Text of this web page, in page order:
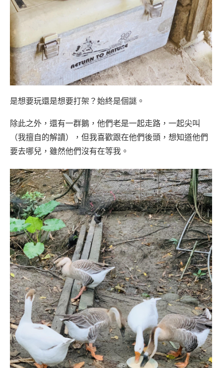
是想要玩還是想要打架？始終是個謎。
除此之外，還有一群鵝，他們老是一起走路，一起尖叫
（我擅自的解讀），但我喜歡跟在他們後頭，想知道他們
要去哪兒，雖然他們沒有在等我。